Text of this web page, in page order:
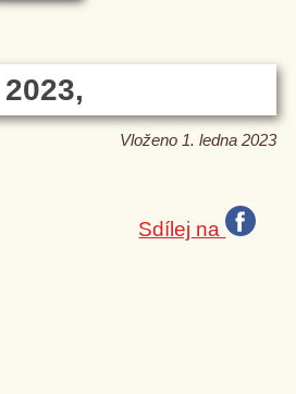
Vloženo 1. ledna 2023
Sdílej na